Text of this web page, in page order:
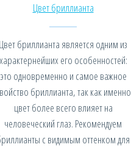
Цвет бриллианта
Цвет бриллианта является одним из
характернейших его особенностей:
это одновременно и самое важное
бриллианта, так как именно
цвет более всего влияет на
человеческий глаз. Рекомендуем
с видимым оттенком для